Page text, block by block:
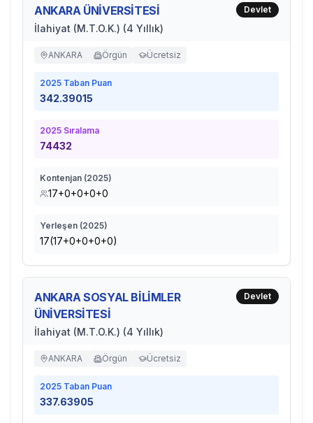
ANKARA ÜNİVERSİTESİ
İlahiyat (M.T.O.K.) (4 Yıllık)
Devlet
ANKARA Örgün Ücretsiz
2025 Taban Puan
342.39015
2025 Sıralama
74432
Kontenjan (2025)
17+0+0+0+0
Yerleşen (2025)
17(17+0+0+0+0)
ANKARA SOSYAL BİLİMLER
ÜNİVERSİTESİ
İlahiyat (M.T.O.K.) (4 Yıllık)
Devlet
ANKARA Örgün Ücretsiz
2025 Taban Puan
337.63905